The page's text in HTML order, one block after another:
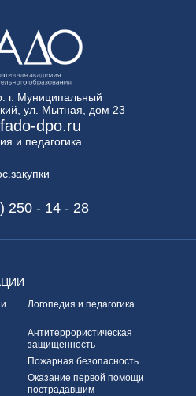
г. Муниципальный
ул. Мытная, дом 23
dpo.ru
и педагогика
250 - 14 - 28
Логопедия и педагогика
Антитеррористическая
защищенность
Пожарная безопасность
Оказание первой помощи
пострадавшим